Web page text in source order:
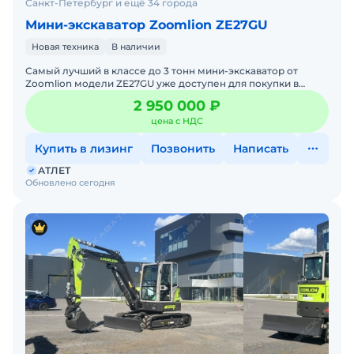
Санкт-Петербург и ещё 34 города
Мини-экскаватор Zoomlion ZE27GU
Новая техника В наличии
Самый лучший в классе до 3 тонн мини-экскаватор от
Zoomlion модели ZE27GU уже доступен для покупки в
России! Новейшая модель! Самая просторная кабина плюс
самая
2 950 000 ₽
цена с НДС
Купить в лизинг Позвонить Написать
Обновлено сегодня
АТЛЕТ